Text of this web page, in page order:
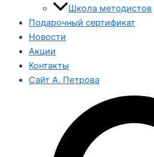
Школа методистов
Подарочный сертификат
Новости
Акции
Контакты
Сайт А. Петрова